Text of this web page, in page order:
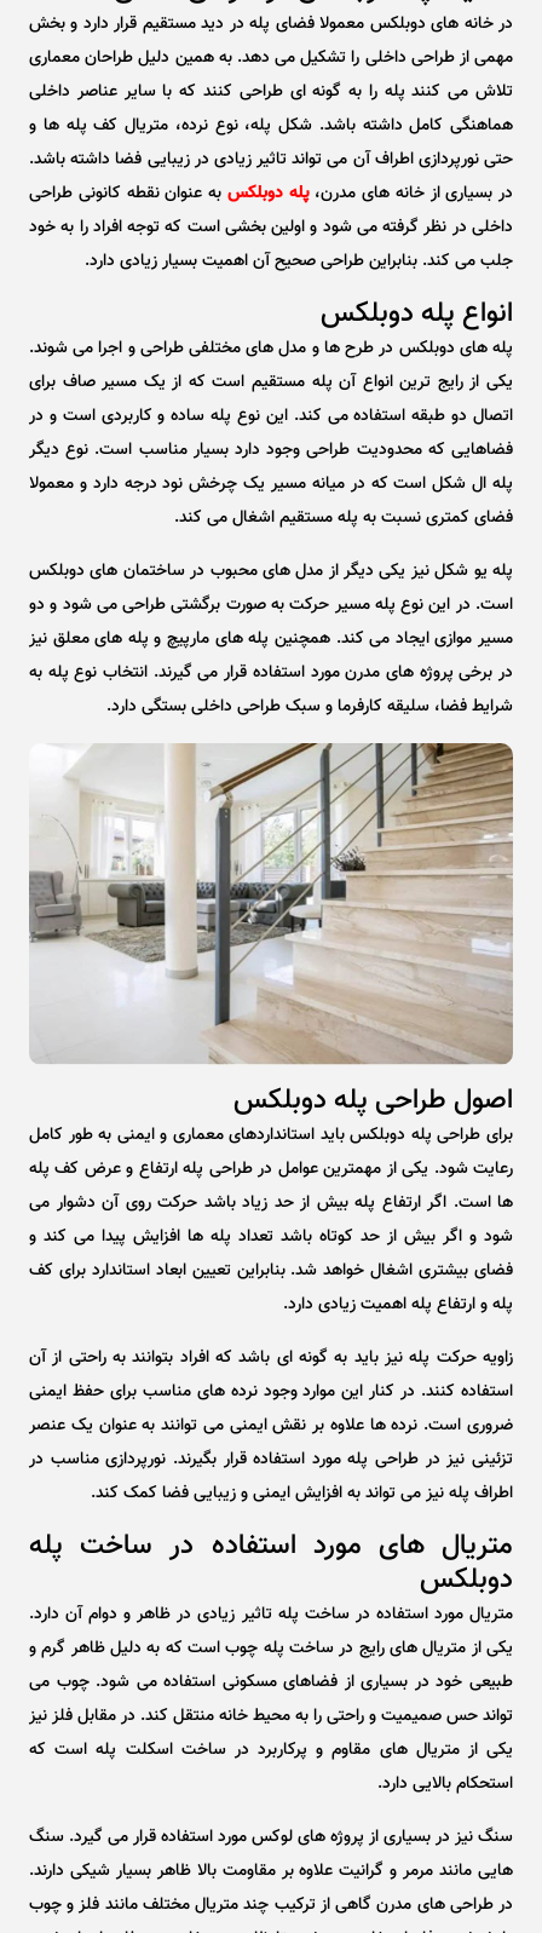
در خانه های دوبلکس معمولا فضای پله در دید مستقیم قرار دارد و بخش
مهمی از طراحی داخلی را تشکیل می دهد. به همین دلیل طراحان معماری
تلاش می کنند پله را به گونه ای طراحی کنند که با سایر عناصر داخلی
هماهنگی کامل داشته باشد. شکل پله، نوع نرده، متریال کف پله ها و
حتی نورپردازی اطراف آن می تواند تاثیر زیادی در زیبایی فضا داشته باشد.
در بسیاری از خانه های مدرن،پله دوبلکس به عنوان نقطه کانونی طراحی
داخلی در نظر گرفته می شود و اولین بخشی است که توجه افراد را به خود
جلب می کند. بنابراین طراحی صحیح آن اهمیت بسیار زیادی دارد.
انواع پله دوبلکس
پله های دوبلکس در طرح ها و مدل های مختلفی طراحی و اجرا می شوند.
یکی از رایج ترین انواع آن پله مستقیم است که از یک مسیر صاف برای
اتصال دو طبقه استفاده می کند. این نوع پله ساده و کاربردی است و در
فضاهایی که محدودیت طراحی وجود دارد بسیار مناسب است. نوع دیگر
پله ال شکل است که در میانه مسیر یک چرخش نود درجه دارد و معمولا
فضای کمتری نسبت به پله مستقیم اشغال می کند.
پله یو شکل نیز یکی دیگر از مدل های محبوب در ساختمان های دوبلکس
است. در این نوع پله مسیر حرکت به صورت برگشتی طراحی می شود و دو
مسیر موازی ایجاد می کند. همچنین پله های مارپیچ و پله های معلق نیز
در برخی پروژه های مدرن مورد استفاده قرار می گیرند. انتخاب نوع پله به
شرایط فضا، سلیقه کارفرما و سبک طراحی داخلی بستگی دارد.
اصول طراحی پله دوبلکس
برای طراحی پله دوبلکس باید استانداردهای معماری و ایمنی به طور کامل
رعایت شود. یکی از مهمترین عوامل در طراحی پله ارتفاع و عرض کف پله
ها است. اگر ارتفاع پله بیش از حد زیاد باشد حرکت روی آن دشوار می
شود و اگر بیش از حد کوتاه باشد تعداد پله ها افزایش پیدا می کند و
فضای بیشتری اشغال خواهد شد. بنابراین تعیین ابعاد استاندارد برای کف
پله و ارتفاع پله اهمیت زیادی دارد.
زاویه حرکت پله نیز باید به گونه ای باشد که افراد بتوانند به راحتی از آن
استفاده کنند. در کنار این موارد وجود نرده های مناسب برای حفظ ایمنی
ضروری است. نرده ها علاوه بر نقش ایمنی می توانند به عنوان یک عنصر
تزئینی نیز در طراحی پله مورد استفاده قرار بگیرند. نورپردازی مناسب در
اطراف پله نیز می تواند به افزایش ایمنی و زیبایی فضا کمک کند.
متریال های مورد استفاده در ساخت پله
دوبلکس
متریال مورد استفاده در ساخت پله تاثیر زیادی در ظاهر و دوام آن دارد.
یکی از متریال های رایج در ساخت پله چوب است که به دلیل ظاهر گرم و
طبیعی خود در بسیاری از فضاهای مسکونی استفاده می شود. چوب می
تواند حس صمیمیت و راحتی را به محیط خانه منتقل کند. در مقابل فلز نیز
یکی از متریال های مقاوم و پرکاربرد در ساخت اسکلت پله است که
استحکام بالایی دارد.
سنگ نیز در بسیاری از پروژه های لوکس مورد استفاده قرار می گیرد. سنگ
هایی مانند مرمر و گرانیت علاوه بر مقاومت بالا ظاهر بسیار شیکی دارند.
در طراحی های مدرن گاهی از ترکیب چند متریال مختلف مانند فلز و چوب